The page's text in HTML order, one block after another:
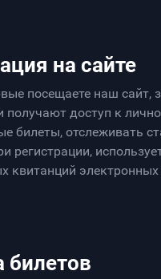
на сайте
посещаете наш сайт,
получают доступ к
билеты, отслеживать
регистрации,
квитанций электронных
билетов